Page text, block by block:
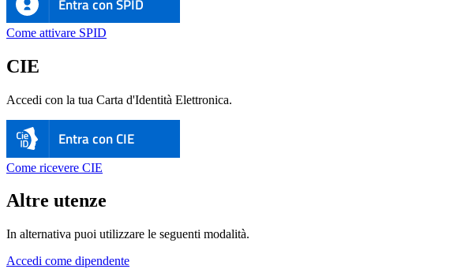
Entra con SPID
Come attivare SPID
CIE
Accedi con la tua Carta d'Identità Elettronica.
Entra con CIE
Come ricevere CIE
Altre utenze
In alternativa puoi utilizzare le seguenti modalità.
Accedi come dipendente